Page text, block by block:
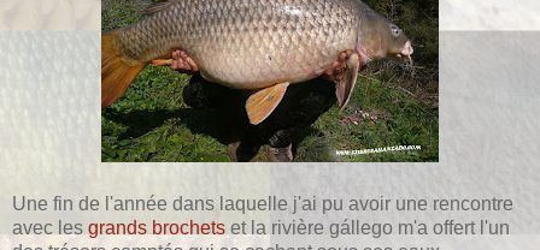
Une fin de l'année dans laquelle j'ai pu avoir une rencontre
avec les grands brochets et la rivière gállego m'a offert l'un